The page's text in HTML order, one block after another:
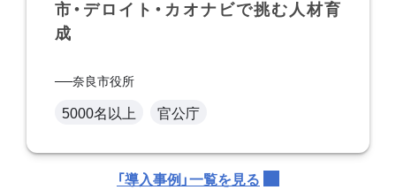
市・デロイト・カオナビで挑む人材育
成
奈良市役所
5000名以上 官公庁
「導入事例」一覧を見る